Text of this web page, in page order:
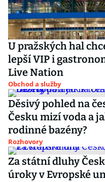
U pražských hal
lepší VIP i
Live Nation
Obchod a služby
Děsivý pohled na
Česku mizí voda a
rodinné bazény?
Rozhovory
Za státní dluhy
úroky v Evropské